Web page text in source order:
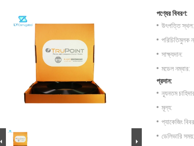
পণ্যের বিবরণ:
উৎপত্তি স্থল:
পরিচিতিমুলক
সাক্ষ্যদান:
মডেল নম্বার:
প্রদান:
ন্যূনতম
মূল্য:
প্যাকেজিং
ডেলিভারি সময়: